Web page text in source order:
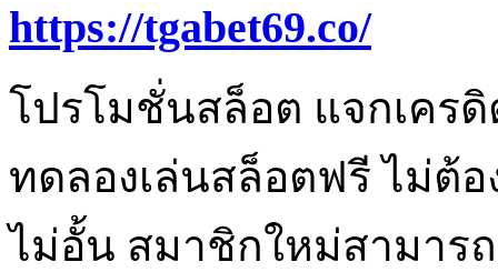
https://tgabet69.co/
โปรโมชั่นสล็อต แจกเครดิ
ทดลองเล่นสล็อตฟรี ไม่ต้
ไม่อั้น สมาชิกใหม่สามาร